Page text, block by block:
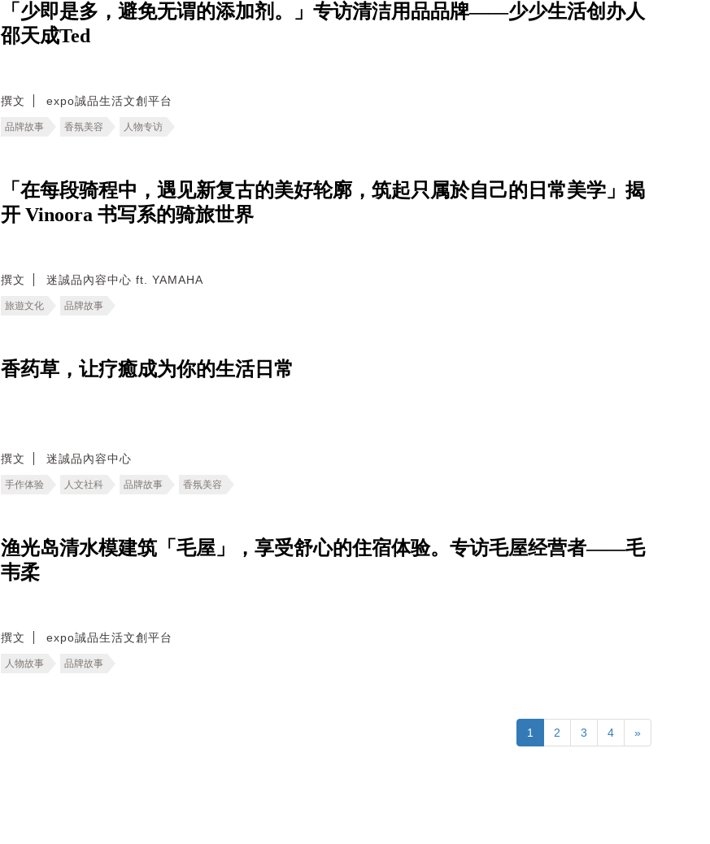
「少即是多，避免无谓的添加剂。」专访清洁用品品牌——少少生活创办人
邵天成Ted
撰文 expo誠品生活文創平台
品牌故事 香氛美容 人物专访
「在每段骑程中，遇见新复古的美好轮廓，筑起只属於自己的日常美学」揭
开 Vinoora 书写系的骑旅世界
撰文 迷誠品內容中心 ft. YAMAHA
旅遊文化 品牌故事
香药草，让疗癒成为你的生活日常
撰文 迷誠品內容中心
手作体验 人文社科 品牌故事 香氛美容
渔光岛清水模建筑「毛屋」，享受舒心的住宿体验。专访毛屋经营者——毛
韦柔
撰文 expo誠品生活文創平台
人物故事 品牌故事
1 2 3 4 »